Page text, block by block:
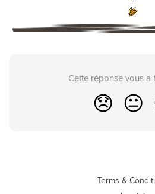
Cette réponse vous
😞 😐
Terms &